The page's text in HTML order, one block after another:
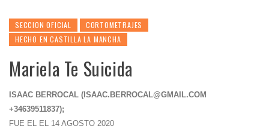
SECCION OFICIAL
CORTOMETRAJES
HECHO EN CASTILLA LA MANCHA
Mariela Te Suicida
ISAAC BERROCAL ( ISAAC.BERROCAL@GMAIL.COM
+34639511837);
FUE EL EL 14 AGOSTO 2020